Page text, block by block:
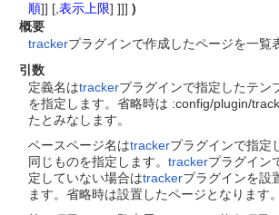
順]] [,表示上限] ]]] )
概要
trackerプラグインで作成したページを一覧
引数
定義名はtrackerプラグインで指定したテン
を指定します。省略時は :config/plugin/
たとみなします。
ベースページ名はtrackerプラグインで指定
同じものを指定します。 trackerプラグイン
定していない場合はtrackerプラグインを設
ます。省略時は設置したページとなります。